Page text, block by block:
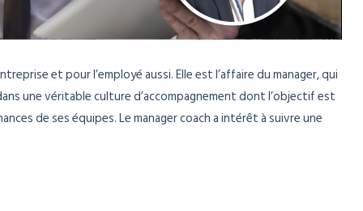
et pour l’employé aussi. Elle est l’affaire du manager, qui
une véritable culture d’accompagnement dont l’objectif est
de ses équipes. Le manager coach a intérêt à suivre une